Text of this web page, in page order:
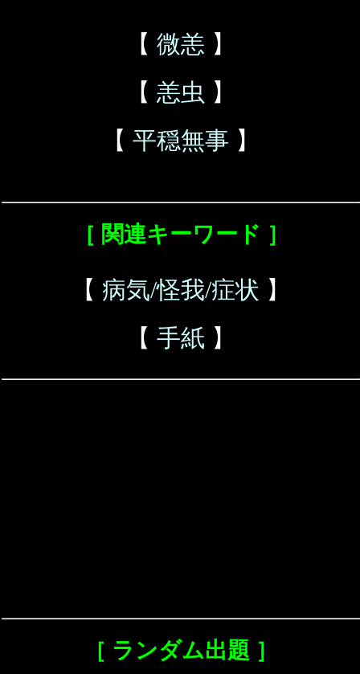
【 微恙 】
【 恙虫 】
【 平穏無事 】
［ 関連キーワード ］
【 病気/怪我/症状 】
【 手紙 】
［ ランダム出題 ］